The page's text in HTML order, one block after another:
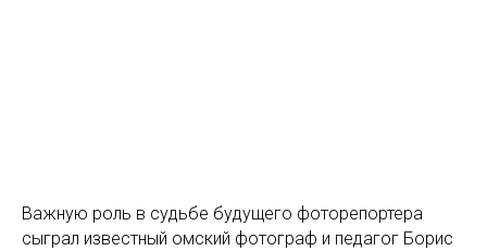
Важную роль в судьбе будущего фоторепортера
сыграл известный омский фотограф и педагог Борис